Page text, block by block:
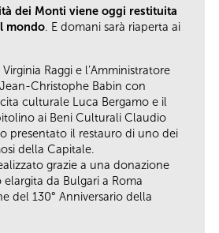
dei Monti viene oggi restituita
mondo. E domani sarà riaperta ai
Raggi e l’Amministratore
Christophe Babin con
culturale Luca Bergamo e il
ai Beni Culturali Claudio
presentato il restauro di uno dei
della Capitale.
grazie a una donazione
da Bulgari a Roma
del 130° Anniversario della